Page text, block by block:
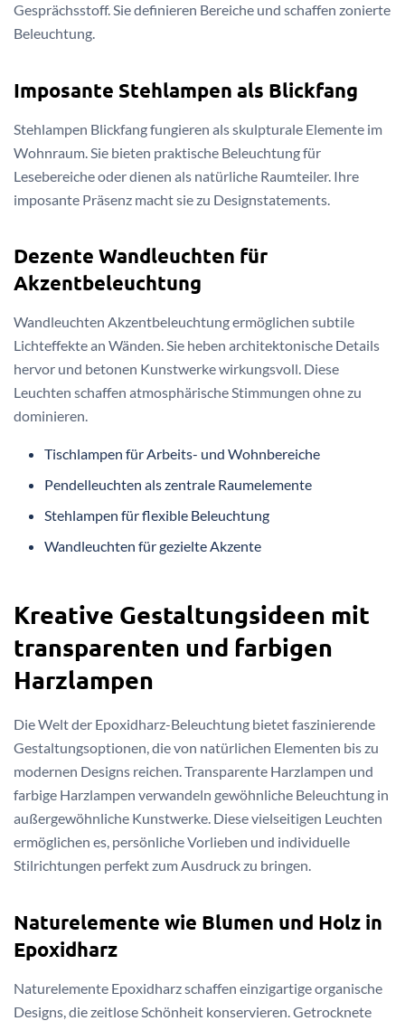
Gesprächsstoff. Sie definieren Bereiche und schaffen zonierte
Beleuchtung.
Imposante Stehlampen als Blickfang
Stehlampen Blickfang fungieren als skulpturale Elemente im
Wohnraum. Sie bieten praktische Beleuchtung für
Lesebereiche oder dienen als natürliche Raumteiler. Ihre
imposante Präsenz macht sie zu Designstatements.
Dezente Wandleuchten für
Akzentbeleuchtung
Wandleuchten Akzentbeleuchtung ermöglichen subtile
Lichteffekte an Wänden. Sie heben architektonische Details
hervor und betonen Kunstwerke wirkungsvoll. Diese
Leuchten schaffen atmosphärische Stimmungen ohne zu
dominieren.
Tischlampen für Arbeits- und Wohnbereiche
Pendelleuchten als zentrale Raumelemente
Stehlampen für flexible Beleuchtung
Wandleuchten für gezielte Akzente
Kreative Gestaltungsideen mit
transparenten und farbigen
Harzlampen
Die Welt der Epoxidharz-Beleuchtung bietet faszinierende
Gestaltungsoptionen, die von natürlichen Elementen bis zu
modernen Designs reichen. Transparente Harzlampen und
farbige Harzlampen verwandeln gewöhnliche Beleuchtung in
außergewöhnliche Kunstwerke. Diese vielseitigen Leuchten
ermöglichen es, persönliche Vorlieben und individuelle
Stilrichtungen perfekt zum Ausdruck zu bringen.
Naturelemente wie Blumen und Holz in
Epoxidharz
Naturelemente Epoxidharz schaffen einzigartige organische
Designs, die zeitlose Schönheit konservieren. Getrocknete